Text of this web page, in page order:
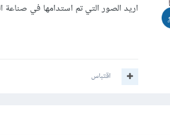
اريد الصور التي تم استدامها في
اقتباس